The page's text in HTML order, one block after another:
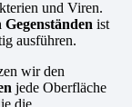
und Viren.
ist
ausführen.
wir den
jede Oberfläche
die